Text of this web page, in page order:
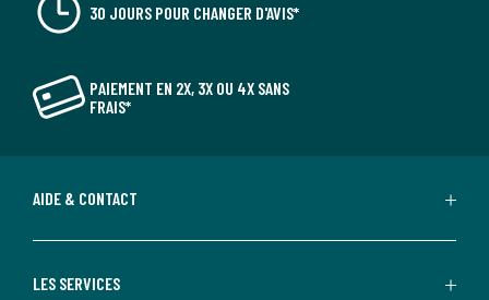
30 JOURS POUR CHANGER D'AVIS*
PAIEMENT EN 2X, 3X OU 4X SANS
FRAIS*
AIDE & CONTACT
LES SERVICES